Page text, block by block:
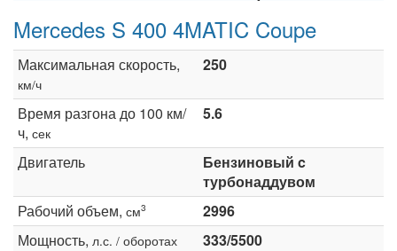
Mercedes S 400 4MATIC Coupe
Максимальная скорость,
км/ч
250
Время разгона до 100 км/
ч, сек
5.6
Двигатель
Бензиновый c
турбонаддувом
Рабочий объем, см3
2996
Мощность, л.с. / оборотах
333/5500